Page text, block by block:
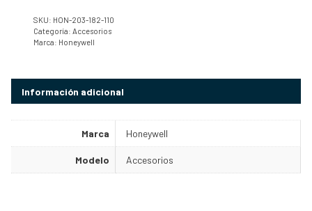
SKU: HON-203-182-110
Categoría: Accesorios
Marca: Honeywell
Información adicional
Marca Honeywell
Modelo Accesorios